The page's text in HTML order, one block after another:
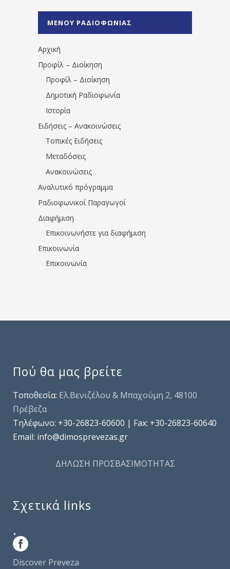
1531194763766854/" artist="" ]
ΜΕΝΟΥ ΡΑΔΙΟΦΩΝΙΑΣ
Αρχική
Προφίλ – Διοίκηση
Προφίλ – Διοίκηση
Δημοτική Ραδιοφωνία
Ιστορία
Ειδήσεις – Ανακοινώσεις
Τοπικές Ειδήσεις
Μεταδόσεις
Ανακοινώσεις
Αναλυτικό πρόγραμμα
Ραδιοφωνικοί Παραγωγοί
Διαφήμιση
Επικοινωνήστε για διαφήμιση
Επικοινωνία
Επικοινωνία
Πού θα μας βρείτε
Τοποθεσία: Ελ.Βενιζέλου & Μπαχούμη 2, 48100
Πρέβεζα
Τηλέφωνo: +30-26823-60600 | Fax: +30-26823-60640
Email: info@dimosprevezas.gr
ΔΗΛΩΣΗ ΠΡΟΣΒΑΣΙΜΟΤΗΤΑΣ
Σχετικά links
.
Discover Preveza